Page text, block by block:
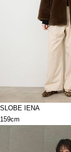
SLOBE IENA
159cm